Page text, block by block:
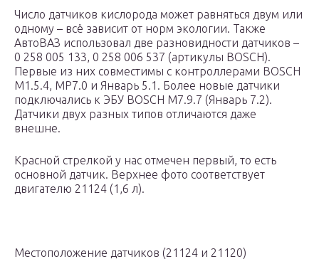
Число датчиков кислорода может равняться двум или
одному – всё зависит от норм экологии. Также
АвтоВАЗ использовал две разновидности датчиков –
0 258 005 133, 0 258 006 537 (артикулы BOSCH).
Первые из них совместимы с контроллерами BOSCH
M1.5.4, MP7.0 и Январь 5.1. Более новые датчики
подключались к ЭБУ BOSCH M7.9.7 (Январь 7.2).
Датчики двух разных типов отличаются даже
внешне.
Красной стрелкой у нас отмечен первый, то есть
основной датчик. Верхнее фото соответствует
двигателю 21124 (1,6 л).
Местоположение датчиков (21124 и 21120)